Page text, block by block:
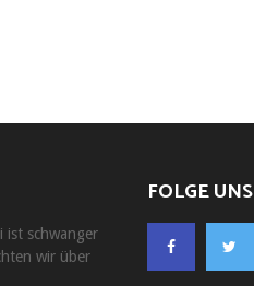
ist schwanger
wir über
FOLGE UNS